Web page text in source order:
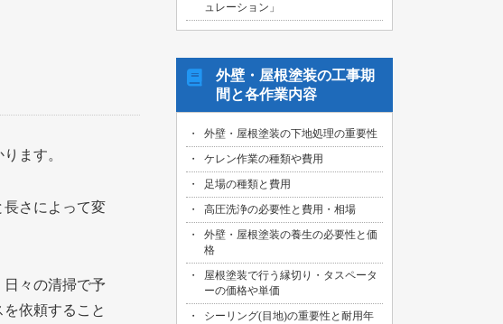
ます。
長さによって変
々の清掃で予
依頼すること
ュレーション」
外壁・屋根塗装の工事期
間と各作業内容
外壁・屋根塗装の下地処理の重要性
ケレン作業の種類や費用
足場の種類と費用
高圧洗浄の必要性と費用・相場
外壁・屋根塗装の養生の必要性と価
格
屋根塗装で行う縁切り・タスペータ
ーの価格や単価
シーリング(目地)の重要性と耐用年